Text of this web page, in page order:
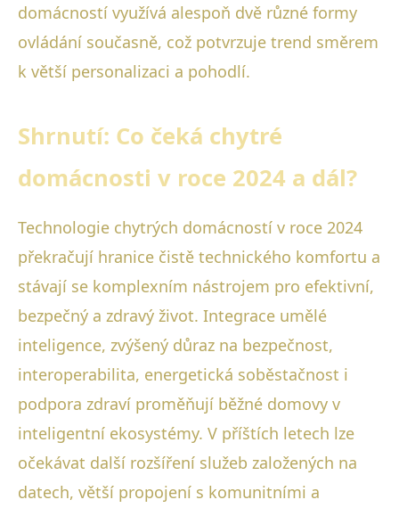
domácností využívá alespoň dvě různé formy
ovládání současně, což potvrzuje trend směrem
k větší personalizaci a pohodlí.
Shrnutí: Co čeká chytré
domácnosti v roce 2024 a dál?
Technologie chytrých domácností v roce 2024
překračují hranice čistě technického komfortu a
stávají se komplexním nástrojem pro efektivní,
bezpečný a zdravý život. Integrace umělé
inteligence, zvýšený důraz na bezpečnost,
interoperabilita, energetická soběstačnost i
podpora zdraví proměňují běžné domovy v
inteligentní ekosystémy. V příštích letech lze
očekávat další rozšíření služeb založených na
datech, větší propojení s komunitními a